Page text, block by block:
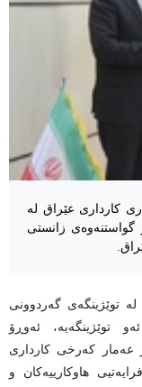
کارداری عێراق لە
گواستنەوەی زانستی
لە توێژینگەی گەردوونی
توێژینگەیە، ئەوڕۆ
عەمار کەرخی کارداری
هاوکارییەکان و